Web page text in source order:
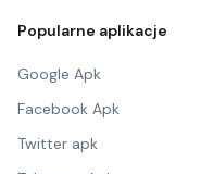
Popularne aplikacje
Google Apk
Facebook Apk
Twitter apk